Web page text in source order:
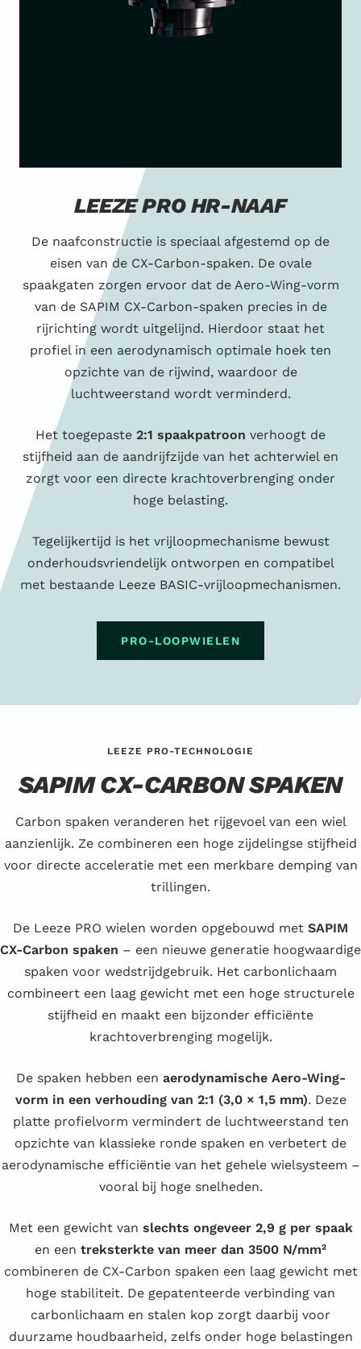
LEEZE PRO HR-NAAF
De naafconstructie is speciaal afgestemd op de
eisen van de CX-Carbon-spaken. De ovale
spaakgaten zorgen ervoor dat de Aero-Wing-vorm
van de SAPIM CX-Carbon-spaken precies in de
rijrichting wordt uitgelijnd. Hierdoor staat het
profiel in een aerodynamisch optimale hoek ten
opzichte van de rijwind, waardoor de
luchtweerstand wordt verminderd.
Het toegepaste 2:1 spaakpatroon verhoogt de
stijfheid aan de aandrijfzijde van het achterwiel en
zorgt voor een directe krachtoverbrenging onder
hoge belasting.
Tegelijkertijd is het vrijloopmechanisme bewust
onderhoudsvriendelijk ontworpen en compatibel
met bestaande Leeze BASIC-vrijloopmechanismen.
PRO-LOOPWIELEN
LEEZE PRO-TECHNOLOGIE
SAPIM CX-CARBON SPAKEN
Carbon spaken veranderen het rijgevoel van een wiel
aanzienlijk. Ze combineren een hoge zijdelingse stijfheid
voor directe acceleratie met een merkbare demping van
trillingen.
De Leeze PRO wielen worden opgebouwd met SAPIM
CX-Carbon spaken – een nieuwe generatie hoogwaardige
spaken voor wedstrijdgebruik. Het carbonlichaam
combineert een laag gewicht met een hoge structurele
stijfheid en maakt een bijzonder efficiënte
krachtoverbrenging mogelijk.
De spaken hebben een aerodynamische Aero-Wing-
vorm in een verhouding van 2:1 (3,0 × 1,5 mm). Deze
platte profielvorm vermindert de luchtweerstand ten
opzichte van klassieke ronde spaken en verbetert de
aerodynamische efficiëntie van het gehele wielsysteem –
vooral bij hoge snelheden.
Met een gewicht van slechts ongeveer 2,9 g per spaak
en een treksterkte van meer dan 3500 N/mm²
combineren de CX-Carbon spaken een laag gewicht met
hoge stabiliteit. De gepatenteerde verbinding van
carbonlichaam en stalen kop zorgt daarbij voor
duurzame houdbaarheid, zelfs onder hoge belastingen